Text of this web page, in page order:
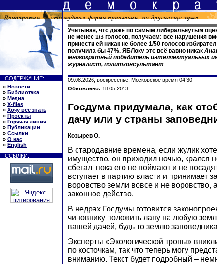
Учитывая, что даже по самым либеральнутым
не менее 1/3 голосов, получаем: все нарушения
принести ей никак не более 1/50 голосов
получила бы 47%. ЯБЛоку это всё равно никак
многократный победитель интеллектуальных
журналист, политконсультант
СОДЕРЖАНИЕ:
» Новости
» Библиотека
» Медиа
» X-files
» Хочу все знать
» Проекты
» Горячая линия
» Публикации
» Ссылки
» О нас
» English
ССЫЛКИ:
09.08.2026, воскресенье. Московское время 04:30
Обновлено: 18.05.2013
Госдума придумала, как
дачу или у страны
Козырев О.
В стародавние времена, если жулик
имущество, он приходил ночью, крался
сбегал, пока его не поймают и не
вступает в партию власти и принимает
воровство земли вовсе и не воровство,
законное действо.
В недрах Госдумы готовится
чиновнику положить лапу на любую
вашей дачей, будь то землю
Эксперты «Экологической тропы»
по косточкам, так что теперь могу
вниманию. Текст будет подробный –